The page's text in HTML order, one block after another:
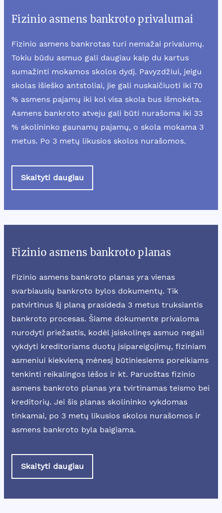
Fizinio asmens bankroto privalumai
Fizinio asmens bankrotas turi nemažai privalumų.
Tokiu būdu asmuo gali daugiau kaip du kartus
sumažinti mokamos skolos dydį. Pavyzdžiui, jeigu
skolas išieško antstoliai, jie gali nuskaičiuoti iki 70
% asmens pajamų iki kol visa skola bus išmokėta.
Asmens bankroto atveju gali būti nurašoma iki 33
% skolininko gaunamų pajamų, o skola mokama 3
metus. Po 3 metų likusios skolos nurašomos.
Skaityti daugiau
Fizinio asmens bankroto planas
Fizinio asmens bankroto planas yra vienas
svarbiausių bankroto bylos dokumentų. Tik
patvirtinus šį planą prasideda 3 metus truksiantis
bankroto procesas. Šiame dokumente privaloma
nurodyti priežastis, kodėl įsiskolinęs asmuo negali
vykdyti kreditoriams duotų įsipareigojimų, fiziniam
asmeniui kiekvieną mėnesį būtiniesiems poreikiams
tenkinti reikalingos lėšos ir kt. Paruoštas fizinio
asmens bankroto planas yra tvirtinamas teismo bei
kreditorių. Jei šis planas skolininko vykdomas
tinkamai, po 3 metų likusios skolos nurašomos ir
asmens bankroto byla baigiama.
Skaityti daugiau